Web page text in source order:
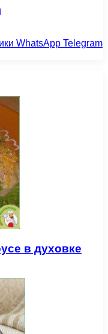
WhatsApp Telegram
в духовке